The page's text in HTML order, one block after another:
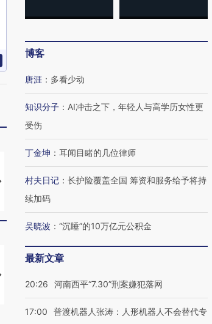
视线｜“入侵”还是“人道危
机”？难民潮撕裂西班牙
飞地休达
湖北宜昌局部短时降雨
哈尔滨
【推广】走进第四届链博
会，让数智科技“链”接产
【特别呈现】寻找100种
有意思的生活方式·第三对
住三大
博客
唐涯 ： 多看少动
知识分子 ： AI冲击之下，年轻人与高学历女性更
受伤
丁金坤 ： 耳闻目睹的几位律师
村夫日记 ： 长护险覆盖全国 筹资和服务给予将持
续加码
吴晓波 ： “沉睡”的10万亿元公积金
最新文章
20:26 河南西平“7.30”刑案嫌犯落网
17:00
普渡机器人张涛：人形机器人不会替代专